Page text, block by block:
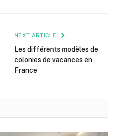
NEXT ARTICLE
Les différents modèles de
colonies de vacances en
France